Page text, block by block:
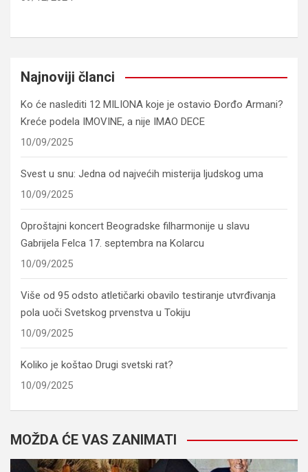
Najnoviji članci
Ko će naslediti 12 MILIONA koje je ostavio Đorđo Armani?
Kreće podela IMOVINE, a nije IMAO DECE
10/09/2025
Svest u snu: Jedna od najvećih misterija ljudskog uma
10/09/2025
Oproštajni koncert Beogradske filharmonije u slavu
Gabrijela Felca 17. septembra na Kolarcu
10/09/2025
Više od 95 odsto atletičarki obavilo testiranje utvrđivanja
pola uoči Svetskog prvenstva u Tokiju
10/09/2025
Koliko je koštao Drugi svetski rat?
10/09/2025
MOŽDA ĆE VAS ZANIMATI